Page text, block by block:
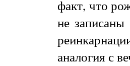
факт, что
не записаны
аналогия с